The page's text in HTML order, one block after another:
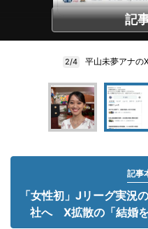
記
2/4 平山未夢アナの
記事
「女性初」Jリーグ実況
社へ X拡散の「結婚